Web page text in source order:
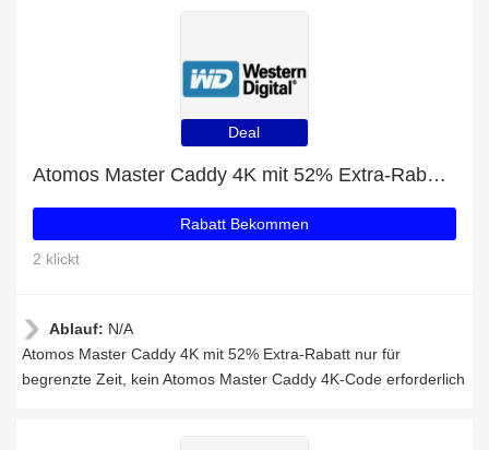
Deal
Atomos Master Caddy 4K mit 52% Extra-Rabatt nur für begrenzte Zeit
Rabatt Bekommen
2 klickt
Ablauf: N/A
Atomos Master Caddy 4K mit 52% Extra-Rabatt nur für
begrenzte Zeit, kein Atomos Master Caddy 4K-Code erforderlich